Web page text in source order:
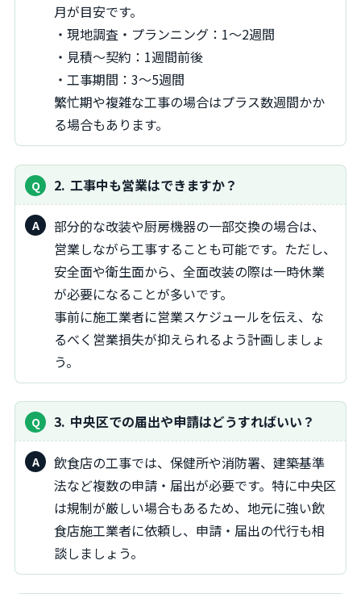
月が目安です。
・現地調査・プランニング：1～2週間
・見積～契約：1週間前後
・工事期間：3～5週間
繁忙期や複雑な工事の場合はプラス数週間かか
る場合もあります。
2 工事中も営業はできますか？
部分的な改装や厨房機器の一部交換の場合は、
営業しながら工事することも可能です。ただし、
安全面や衛生面から、全面改装の際は一時休業
が必要になることが多いです。
事前に施工業者に営業スケジュールを伝え、な
るべく営業損失が抑えられるよう計画しましょ
う。
3 中央区での届出や申請はどうすればいい？
飲食店の工事では、保健所や消防署、建築基準
法など複数の申請・届出が必要です。特に中央区
は規制が厳しい場合もあるため、地元に強い飲
食店施工業者に依頼し、申請・届出の代行も相
談しましょう。